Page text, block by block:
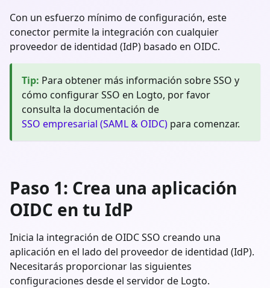
Con un esfuerzo mínimo de configuración, este
conector permite la integración con cualquier
proveedor de identidad (IdP) basado en OIDC.
Tip: Para obtener más información sobre SSO y
cómo configurar SSO en Logto, por favor
consulta la documentación de
SSO empresarial (SAML & OIDC) para comenzar.
Paso 1: Crea una aplicación
OIDC en tu IdP
Inicia la integración de OIDC SSO creando una
aplicación en el lado del proveedor de identidad (IdP).
Necesitarás proporcionar las siguientes
configuraciones desde el servidor de Logto.